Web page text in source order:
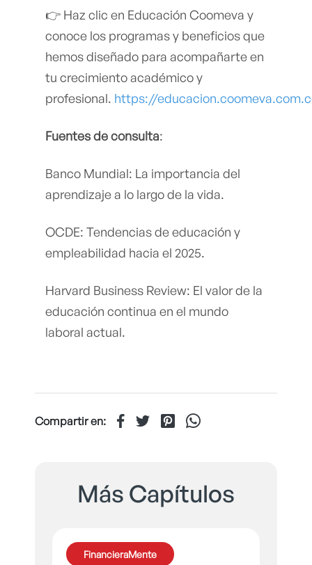
👉 Haz clic en Educación Coomeva y
conoce los programas y beneficios que
hemos diseñado para acompañarte en
tu crecimiento académico y
profesional. https://
Fuentes de consulta:
Banco Mundial: La importancia del
aprendizaje a lo largo de la vida.
OCDE: Tendencias de educación y
empleabilidad hacia el 2025.
Harvard Business Review: El valor de la
educación continua en el mundo
laboral actual.
Compartir en:
Más Capítulos
FinancieraMente